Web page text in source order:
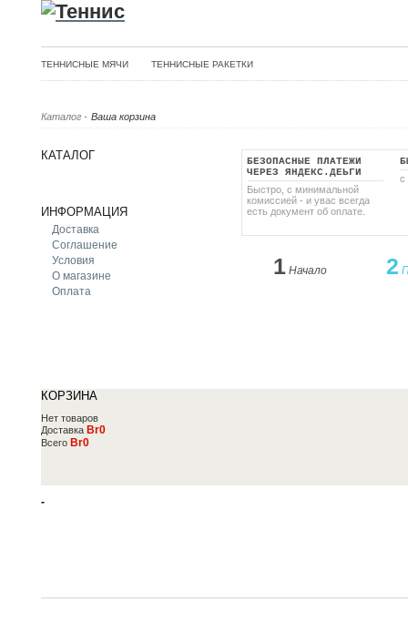
ТЕННИСНЫЕ МЯЧИ ТЕННИСНЫЕ РАКЕТКИ
Каталог - Ваша корзина
БЕЗОПАСНЫЕ ПЛАТЕЖИ
ЧЕРЕЗ ЯНДЕКС.ДЕЬГИ
Быстро, с минимальной
комиссией - и увас всегда
есть документ об оплате.
с
1 Начало 2
КАТАЛОГ
ИНФОРМАЦИЯ
Доставка
Соглашение
Условия
О магазине
Оплата
КОРЗИНА
Нет товаров
Доставка Br0
Всего Br0
-